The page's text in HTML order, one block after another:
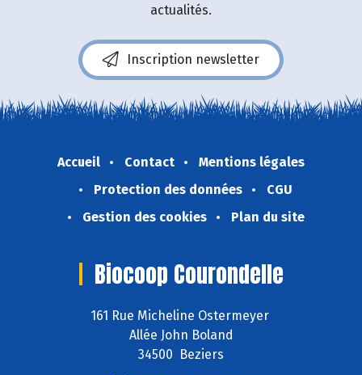
actualités.
Inscription newsletter
Accueil Contact
Mentions légales
Protection des données
CGU
Gestion des cookies
Plan du site
Biocoop Courondelle
161 Rue Micheline Ostermeyer
Allée John Boland
34500 Beziers